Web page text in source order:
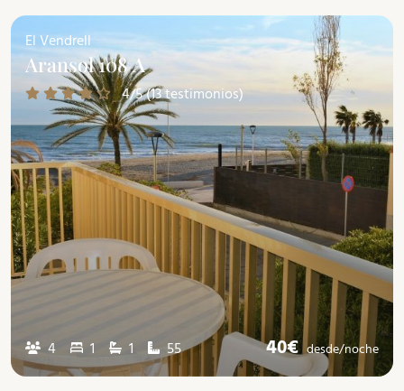
El Vendrell
Aransol 108 A
4/5 (13 testimonios)
4 1 1 55 40€desde/noche